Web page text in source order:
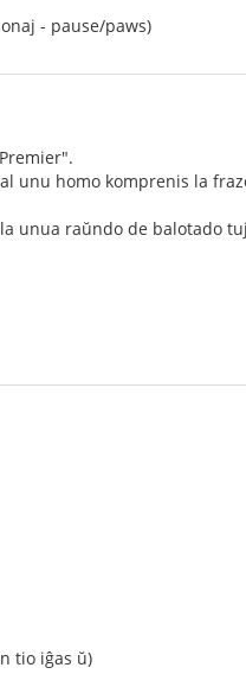
- pause/paws)
unu homo komprenis la
unua raŭndo de balotado
tio iĝas ŭ)